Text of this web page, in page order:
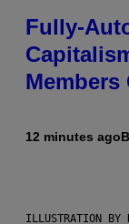
Fully-
Members
12 minutes ago
ILLUSTRATION BY